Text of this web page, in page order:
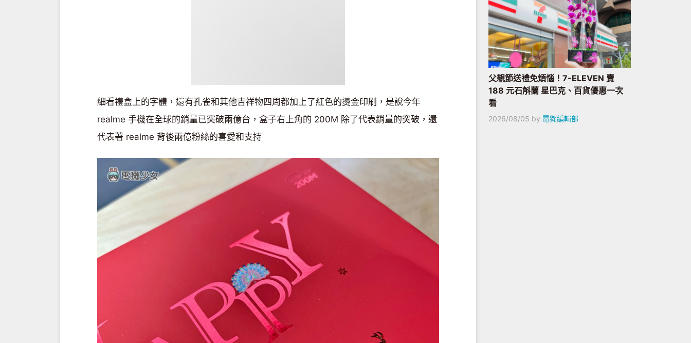
細看禮盒上的字體，還有孔雀和其他吉祥物四周都加上了紅色的燙金印刷，是說今年
realme 手機在全球的銷量已突破兩億台，盒子右上角的 200M 除了代表銷量的突破，還
代表著 realme 背後兩億粉絲的喜愛和支持
父親節送禮免煩惱！7-ELEVEN 賣
188 元石斛蘭 星巴克、百貨優惠一次
看
2026/08/05 by 電獺編輯部